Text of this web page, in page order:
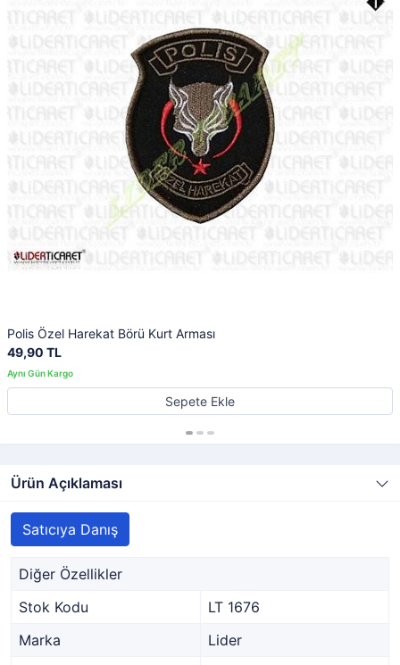
Polis Özel Harekat Börü Kurt Arması
49,90 TL
Sepete Ekle
Ürün Açıklaması
Satıcıya Danış
Diğer Özellikler
Stok Kodu
LT 1676
Marka
Lider